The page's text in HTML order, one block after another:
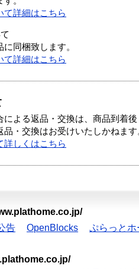
て詳細はこちら
同梱致します。
て詳細はこちら
による返品・交換は、商品到着
・交換はお受けいたしかねます
詳しくはこちら
告 OpenBlocks ぷらっとホ